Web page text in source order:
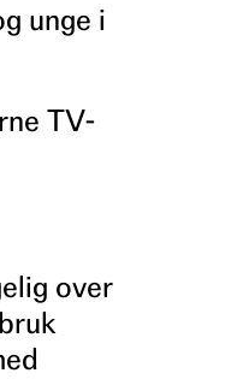
unge i
TV-
over